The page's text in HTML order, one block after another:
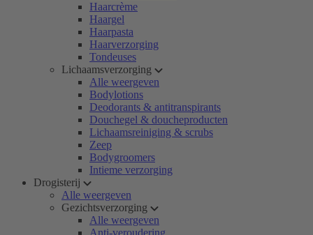
Haarcrème
Haargel
Haarpasta
Haarverzorging
Tondeuses
Lichaamsverzorging
Alle weergeven
Bodylotions
Deodorants & antitranspirants
Douchegel & doucheproducten
Lichaamsreiniging & scrubs
Zeep
Bodygroomers
Intieme verzorging
Drogisterij
Alle weergeven
Gezichtsverzorging
Alle weergeven
Anti-veroudering